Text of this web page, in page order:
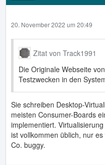
20. November 2022 um 20:49
Zitat von Track1991
Die Originale Webseite
Testzwecken in den
Sie schreiben Desktop-
meisten Consumer-Boards
implementiert.
ist vollkommen üblich, nur
Co. buggy.